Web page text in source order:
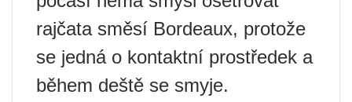
rajčata směsí Bordeaux, protože
se jedná o kontaktní prostředek a
během deště se smyje.